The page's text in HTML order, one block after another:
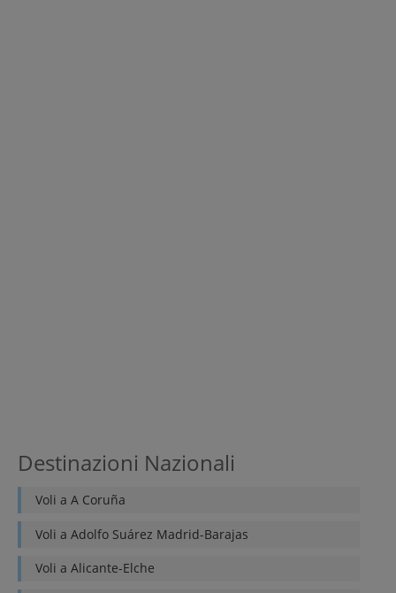
Destinazioni Nazionali
Voli a A Coruña
Voli a Adolfo Suárez Madrid-Barajas
Voli a Alicante-Elche